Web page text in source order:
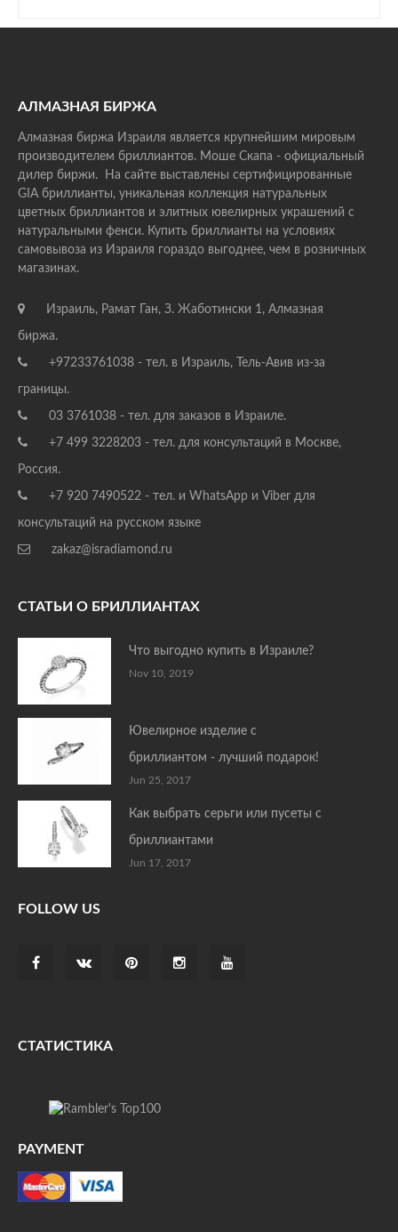
АЛМАЗНАЯ БИРЖА
Алмазная биржа Израиля является крупнейшим мировым
производителем бриллиантов. Моше Скапа - официальный
дилер биржи. На сайте выставлены сертифицированные
GIA бриллианты, уникальная коллекция натуральных
цветных бриллиантов и элитных ювелирных украшений с
натуральными фенси. Купить бриллианты на условиях
самовывоза из Израиля гораздо выгоднее, чем в розничных
магазинах.
Израиль, Рамат Ган, З. Жаботински 1, Алмазная
биржа.
+97233761038 - тел. в Израиль, Тель-Авив из-за
границы.
03 3761038 - тел. для заказов в Израиле.
+7 499 3228203 - тел. для консультаций в Москве,
Россия.
+7 920 7490522 - тел. и WhatsApp и Viber для
консультаций на русском языке
zakaz@isradiamond.ru
СТАТЬИ О БРИЛЛИАНТАХ
Что выгодно купить в Израиле?
Nov 10, 2019
Ювелирное изделие с
бриллиантом - лучший подарок!
Jun 25, 2017
Как выбрать серьги или пусеты с
бриллиантами
Jun 17, 2017
FOLLOW US
СТАТИСТИКА
PAYMENT